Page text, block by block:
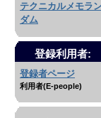
テクニカルメモラ
ダム
登録利用者:
登録者ページ
利用者(E-people)